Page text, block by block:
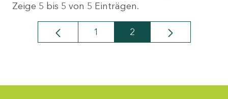
Zeige 5 bis 5 von 5 Einträgen.
Seite
1 Seite
2